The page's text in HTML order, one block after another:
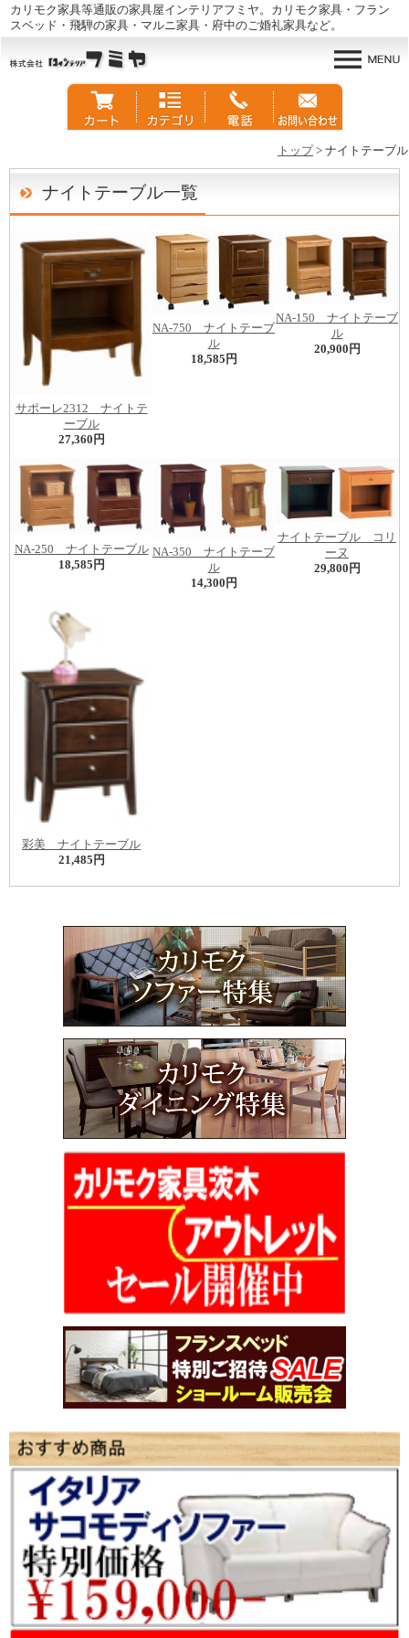
カリモク家具等通販の家具屋インテリアフミヤ。カリモク家具・フラン
スベッド・飛騨の家具・マルニ家具・府中のご婚礼家具など。
トップ > ナイトテーブル
ナイトテーブル一覧
サポーレ2312 ナイトテ
ーブル
27,360円
NA-750 ナイトテーブ
ル
18,585円
NA-150 ナイトテーブ
ル
20,900円
NA-250 ナイトテーブル
18,585円
NA-350 ナイトテーブ
ル
14,300円
ナイトテーブル コリ
ーヌ
29,800円
彩美 ナイトテーブル
21,485円